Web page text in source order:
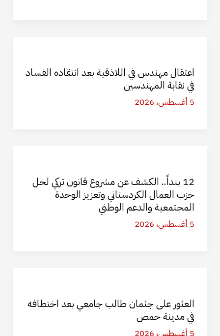
اعتقال مهندس في اللاذقية بعد انتقاده الفساد
في نقابة المهندسين
5 أغسطس، 2026
12 بنداً.. الكشف عن مشروع قانون تركي لحل
حزب العمال الكردستاني وتعزيز الوحدة
المجتمعية والدعم الوطني
5 أغسطس، 2026
العثور على جثمان طالب جامعي بعد اختطافه
في مدينة حمص
5 أغسطس، 2026